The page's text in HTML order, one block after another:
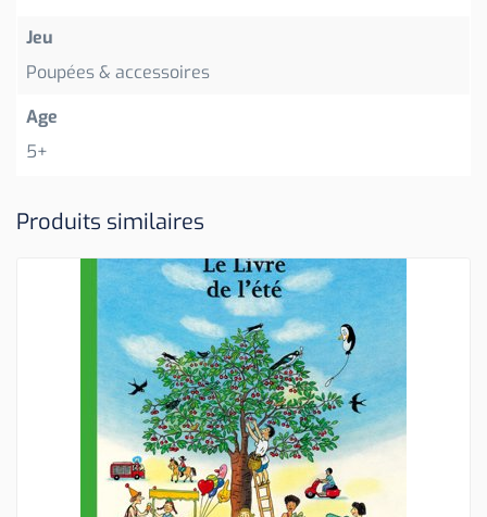
Jeu
Poupées & accessoires
Age
5+
Produits similaires